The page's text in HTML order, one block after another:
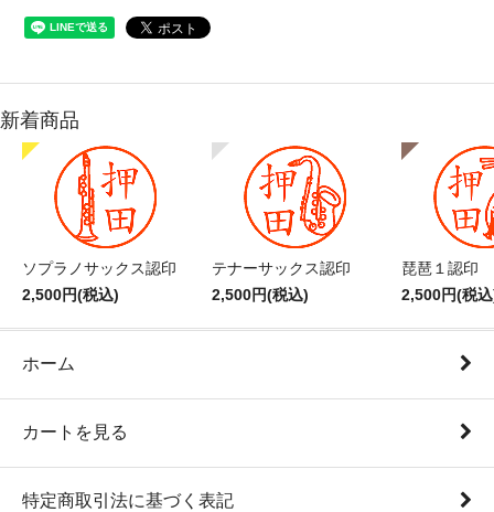
新着商品
ソプラノサックス認印
2,500円(税込)
テナーサックス認印
2,500円(税込)
琵琶１認印
2,500円(税
ホーム
カートを見る
特定商取引法に基づく表記